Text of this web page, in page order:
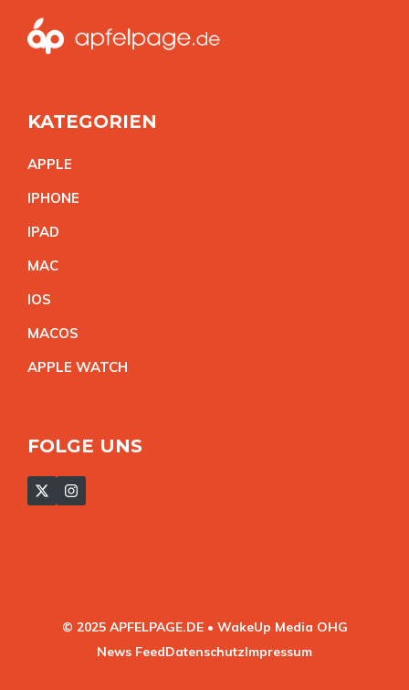
KATEGORIEN
APPLE
IPHONE
IPAD
MAC
IOS
MACOS
APPLE WATCH
FOLGE UNS
© 2025 APFELPAGE.DE • WakeUp Media OHG
News FeedDatenschutzImpressum